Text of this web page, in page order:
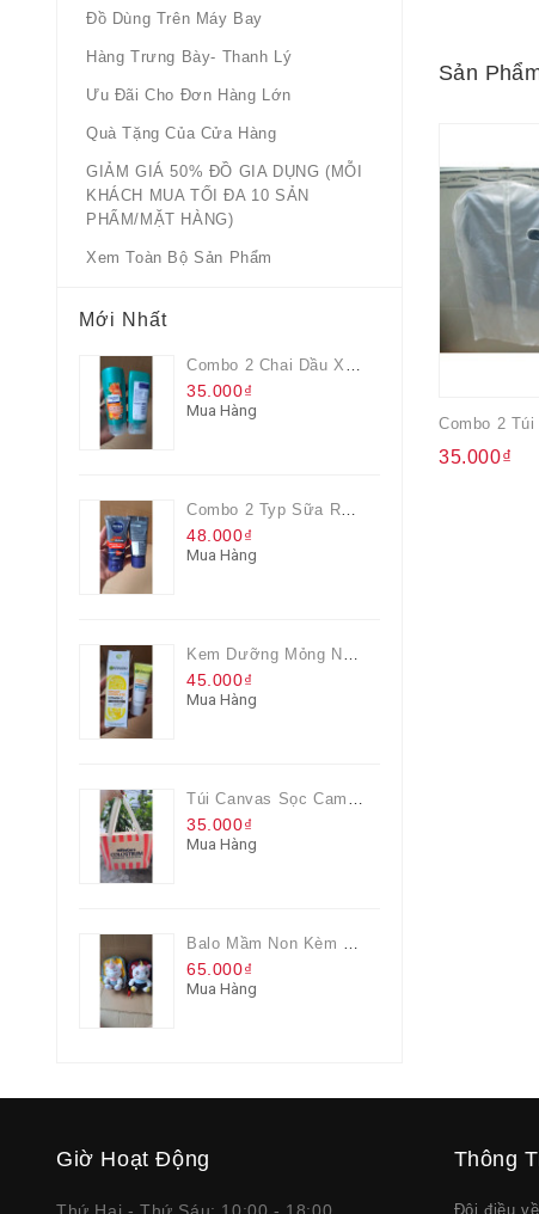
Đồ Dùng Trên Máy Bay
Hàng Trưng Bày- Thanh Lý
Ưu Đãi Cho Đơn Hàng Lớn
Quà Tặng Của Cửa Hàng
GIẢM GIÁ 50% ĐỒ GIA DỤNG (MỖI
KHÁCH MUA TỐI ĐA 10 SẢN
PHẨM/MẶT HÀNG)
Xem Toàn Bộ Sản Phẩm
Mới Nhất
Combo 2 Chai Dầu Xả Rejoice 3IN1 Siêu Mềm Mượt Chai 60ML
35.000₫
Mua Hàng
Combo 2 Typ Sữa Rửa Mặt Nivea Men Giúp Giảm Mụn, Giảm Hư Tổn Da
48.000₫
Mua Hàng
Kem Dưỡng Mỏng Nhẹ Cấp Ẩm & Sáng Da Vitamin C 20ml
45.000₫
Mua Hàng
Túi Canvas Sọc Cam Có Dây Kéo
35.000₫
Mua Hàng
Balo Mầm Non Kèm Thú Bông Cho Bé
65.000₫
Mua Hàng
Sản
35.000₫
Giờ Hoạt Động Thông
Đôi điều